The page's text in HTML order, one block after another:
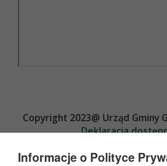
Copyright 2023@ Urząd Gminy
Deklaracja
Informacje o Polityce